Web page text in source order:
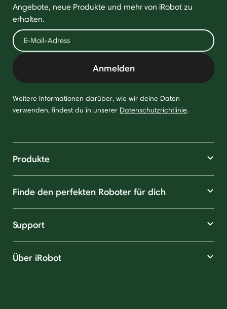
Angebote, neue Produkte und mehr von iRobot zu
erhalten.
Anmelden
Weitere Informationen darüber, wie wir deine Daten
verwenden, findest du in unserer Datenschutzrichtlinie.
Produkte
Finde den perfekten Roboter für dich
Support
Über iRobot